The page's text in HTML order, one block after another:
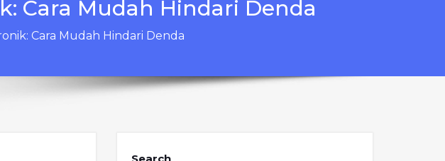
Cara Mudah Hindari Denda
Cara Mudah Hindari Denda